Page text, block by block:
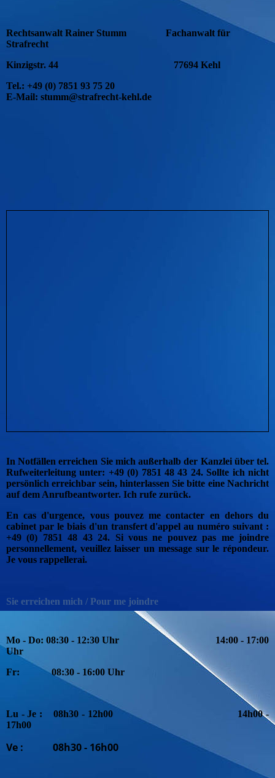
Rechtsanwalt Rainer Stumm
Fachanwalt für
Strafrecht
Kinzigstr. 44
77694 Kehl
Tel.: +49 (0) 7851 93 75 20
E-Mail: stumm@strafrecht-kehl.de
In Notfällen erreichen Sie mich außerhalb der Kanzlei über tel.
Rufweiterleitung unter: +49 (0) 7851 48 43 24. Sollte ich nicht
persönlich erreichbar sein, hinterlassen Sie bitte eine Nachricht
auf dem Anrufbeantworter. Ich rufe zurück.
En cas d'urgence, vous pouvez me contacter en dehors du
cabinet par le biais d'un transfert d'appel au numéro suivant :
+49 (0) 7851 48 43 24. Si vous ne pouvez pas me joindre
personnellement, veuillez laisser un message sur le répondeur.
Je vous rappellerai.
Sie erreichen mich / Pour me joindre
Mo - Do: 08:30 - 12:30 Uhr 14:00 - 17:00
Uhr
Fr: 08:30 - 16:00 Uhr
Lu - Je : 08h30 - 12h00 14h00 -
17h00
Ve : 08h30 - 16h00